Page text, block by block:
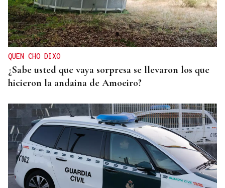
QUEN CHO DIXO
¿Sabe usted que vaya sorpresa se llevaron los que
hicieron la andaina de Amoeiro?